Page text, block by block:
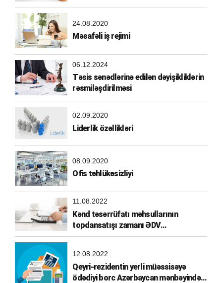
24.08.2020
Məsafəli iş rejimi
06.12.2024
Təsis sənədlərinə edilən dəyişikliklərin
rəsmiləşdirilməsi
02.09.2020
Liderlik özəllikləri
08.09.2020
Ofis təhlükəsizliyi
11.08.2022
Kənd təsərrüfatı məhsullarının
topdansatışı zamanı ƏDV
hesablanması
12.08.2022
Qeyri-rezidentin yerli müəssisəyə
ödədiyi borc Azərbaycan mənbəyindən